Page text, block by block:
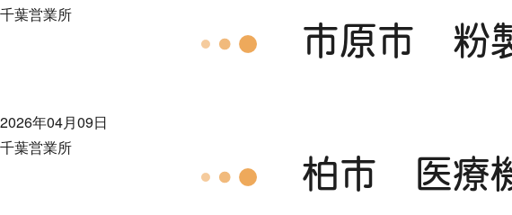
千葉営業所
市原市 粉
2026年04月09日
千葉営業所
柏市 医療